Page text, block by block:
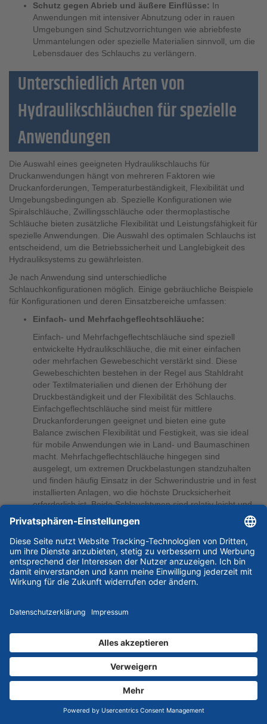
Schutz gegen Abrieb und äußere Einflüsse: In
Anwendungen mit intensiver Abnutzung oder in rauen
Umgebungen sind Schutzvorrichtungen wie abriebfeste
Ummantelungen oder spezielle Materialien sinnvoll, um die
Lebensdauer des Schlauchs zu verlängern.
Unterschiedlich Arten von
Hydraulikschläuchen für spezielle
Anwendungen
Die Auswahl eines geeigneten Hydraulikschlauchs für
Druckanwendungen hängt von mehreren Faktoren wie
Druckanforderungen, Temperaturbeständigkeit, Flexibilität und
Umgebungsbedingungen ab. Spezielle Konfigurationen wie
Spiralschläuche, Zwillingsschläuche oder thermoplastische
Schläuche bieten zusätzliche Flexibilität und Leistungsfähigkeit für
spezielle Anwendungen. Die Auswahl des optimalen Schlauchs ist
entscheidend, um die Betriebssicherheit und Langlebigkeit des
Hydrauliksystems zu gewährleisten.
Je nach Anwendung sind unterschiedliche
Schlauchkonfigurationen möglich. Einige gebräuchliche Beispiele
für Konfigurationen und deren Einsatzbereiche umfassen:
Einfach- und Mehrfachgeflechtschläuche:
Einfach- und Mehrfachgeflechtschläuche sind speziell
entwickelte Hydraulikschläuche, die mit einer einfachen
oder mehrfachen Gewebeschicht verstärkt sind. Diese
Gewebeschichten bestehen in der Regel aus Stahldraht
oder Textilmaterialien und dienen der Erhöhung der
Druckbeständigkeit und der Flexibilität des Schlauchs.
Einfachgeflechtschläuche sind meist für mittlere
Druckanforderungen geeignet und bieten eine gute
Balance zwischen Flexibilität und Festigkeit, was sie ideal
für mobile Anwendungen wie in Land- und Baumaschinen
macht. Mehrfachgeflechtschläuche hingegen sind
ausgelegt, um extremen Druckbelastungen standzuhalten
und finden häufig Einsatz in der Schwerindustrie und in fest
installierten Anlagen, wo die höchste Drucksicherheit
erforderlich ist. Beide Schlauchtypen sind relativ leicht und
einfach zu handhaben, was ihre Montage erleichtert und
die Gesamtbetriebskosten reduziert. Der Einsatz solcher
Schläuche kann maßgeblich zur Erhöhung der
Betriebszuverlässigkeit und Effizienz eines
Hydrauliksystems beitragen. Sie sind daher eine
bevorzugte Wahl für Industrien, die auf stabile und sichere
Druckleitungsverbindungen angewiesen sind.
geeignet, die extrem hohe Druckanforderungen stellen, wie
sie häufig im Bergbau und im Bauwesen vorkommen. Diese
Schläuche sind spiralförmig mit Drahtlagen verstärkt, was
ihnen eine außergewöhnliche Druckfestigkeit verleiht und
sie ideal für den Einsatz in Umgebungen mit sehr hohen
Belastungen macht. Ihre Konstruktion sorgt dafür, dass sie
sowohl großen Biegebeanspruchungen standhalten als